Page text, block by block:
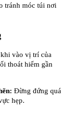
tránh móc túi nơi
vào vị trí của
thoát hiểm gần
Đừng đứng quá
hẹp.